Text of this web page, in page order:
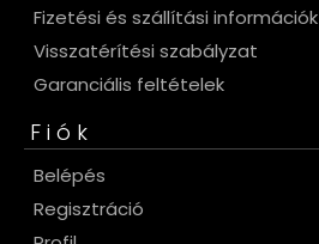
Fizetési és szállítási információk
Visszatérítési szabályzat
Garanciális feltételek
Fiók
Belépés
Regisztráció